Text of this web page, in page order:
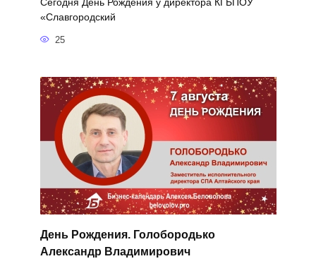
«Славгородский
25
День Рождения. Голобородько
Александр Владимирович